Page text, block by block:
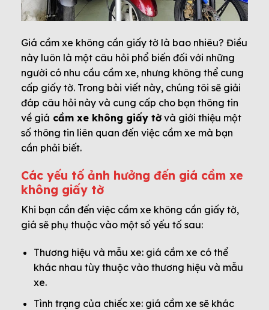
Giá cầm xe không cần giấy tờ là bao nhiêu? Điều
này luôn là một câu hỏi phổ biến đối với những
người có nhu cầu cầm xe, nhưng không thể cung
cấp giấy tờ. Trong bài viết này, chúng tôi sẽ giải
đáp câu hỏi này và cung cấp cho bạn thông tin
về giá cầm xe không giấy tờ và giới thiệu một
số thông tin liên quan đến việc cầm xe mà bạn
cần phải biết.
Các yếu tố ảnh hưởng đến giá cầm xe
không giấy tờ
Khi bạn cần đến việc cầm xe không cần giấy tờ,
giá sẽ phụ thuộc vào một số yếu tố sau:
Thương hiệu và mẫu xe: giá cầm xe có thể
khác nhau tùy thuộc vào thương hiệu và mẫu
xe.
Tình trạng của chiếc xe: giá cầm xe sẽ khác